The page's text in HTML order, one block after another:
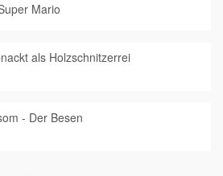
Mario
als Holzschnitzerrei
- Der Besen